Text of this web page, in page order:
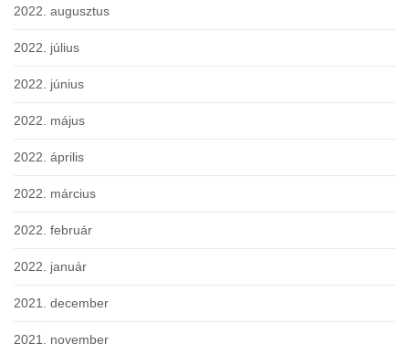
2022. augusztus
2022. július
2022. június
2022. május
2022. április
2022. március
2022. február
2022. január
2021. december
2021. november